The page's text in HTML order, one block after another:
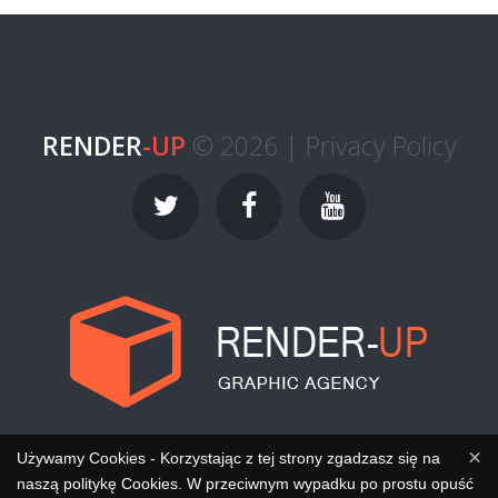
RENDER-UP © 2026 | Privacy Policy
×
Używamy Cookies - Korzystając z tej strony zgadzasz się na
naszą politykę Cookies. W przeciwnym wypadku po prostu opuść